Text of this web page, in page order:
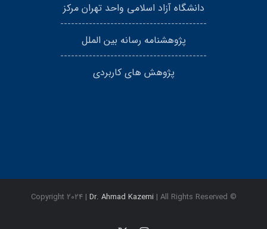
دانشگاه آزاد اسلامی واحد تهران مرکز
-----------------------------------------
پژوهشنامه رسانه بین الملل
-----------------------------------------
پژوهش های کاربردی
© Copyright 2024 |
Dr. Ahmad Kazemi | All Rights Reserved